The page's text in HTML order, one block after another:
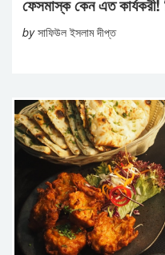
ফেসমাস্ক কেন এত কার্যকরী!
byসাফিউল ইসলাম দীপ্ত